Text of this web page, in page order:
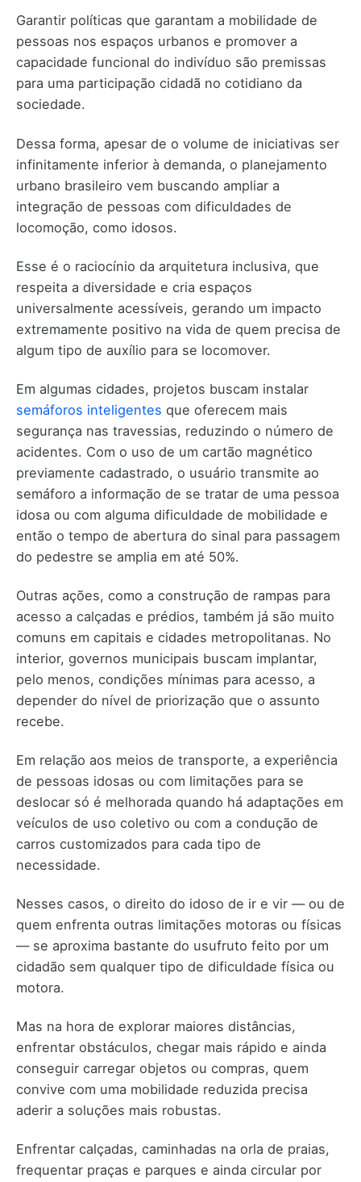
Garantir políticas que garantam a mobilidade de
pessoas nos espaços urbanos e promover a
capacidade funcional do indivíduo são premissas
para uma participação cidadã no cotidiano da
sociedade.
Dessa forma, apesar de o volume de iniciativas ser
infinitamente inferior à demanda, o planejamento
urbano brasileiro vem buscando ampliar a
integração de pessoas com dificuldades de
locomoção, como idosos.
Esse é o raciocínio da arquitetura inclusiva, que
respeita a diversidade e cria espaços
universalmente acessíveis, gerando um impacto
extremamente positivo na vida de quem precisa de
algum tipo de auxílio para se locomover.
Em algumas cidades, projetos buscam instalar
semáforos inteligentes que oferecem mais
segurança nas travessias, reduzindo o número de
acidentes. Com o uso de um cartão magnético
previamente cadastrado, o usuário transmite ao
semáforo a informação de se tratar de uma pessoa
idosa ou com alguma dificuldade de mobilidade e
então o tempo de abertura do sinal para passagem
do pedestre se amplia em até 50%.
Outras ações, como a construção de rampas para
acesso a calçadas e prédios, também já são muito
comuns em capitais e cidades metropolitanas. No
interior, governos municipais buscam implantar,
pelo menos, condições mínimas para acesso, a
depender do nível de priorização que o assunto
recebe.
Em relação aos meios de transporte, a experiência
de pessoas idosas ou com limitações para se
deslocar só é melhorada quando há adaptações em
veículos de uso coletivo ou com a condução de
carros customizados para cada tipo de
necessidade.
Nesses casos, o direito do idoso de ir e vir — ou de
quem enfrenta outras limitações motoras ou físicas
— se aproxima bastante do usufruto feito por um
cidadão sem qualquer tipo de dificuldade física ou
motora.
Mas na hora de explorar maiores distâncias,
enfrentar obstáculos, chegar mais rápido e ainda
conseguir carregar objetos ou compras, quem
convive com uma mobilidade reduzida precisa
aderir a soluções mais robustas.
Enfrentar calçadas, caminhadas na orla de praias,
frequentar praças e parques e ainda circular por